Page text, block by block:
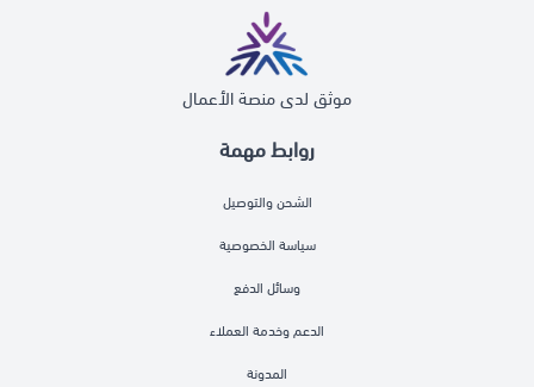
روابط مهمة
الشحن والتوصيل
سياسة الخصوصية
وسائل الدفع
الدعم وخدمة العملاء
المدونة
موثق لدى منصة الأعمال